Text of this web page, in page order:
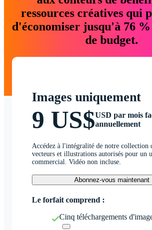
ressources créatives qui
d'économiser jusqu'à 76
de budget.
Images uniquement
9 US$USD par mois
annuellement
Accédez à l'intégralité de notre collection
vecteurs et illustrations autorisés pour un
commercial. Vidéo non incluse.
Abonnez-vous maintenant
Le forfait comprend :
Cinq téléchargements